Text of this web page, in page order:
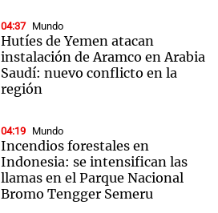
04:37 Mundo
Hutíes de Yemen atacan
instalación de Aramco en Arabia
Saudí: nuevo conflicto en la
región
04:19 Mundo
Incendios forestales en
Indonesia: se intensifican las
llamas en el Parque Nacional
Bromo Tengger Semeru